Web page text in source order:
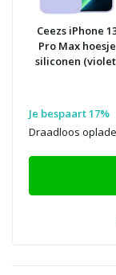
Ceezs iPhone
Pro Max hoesje
siliconen
Je bespaart 17%
Draadloos